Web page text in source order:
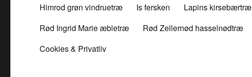
Himrod grøn vindruetræ
Is fersken Lapins kirsebærtræ
Rød Ingrid Marie æbletræ
Rød Zellernød hasselnødtræ
Cookies & Privatliv